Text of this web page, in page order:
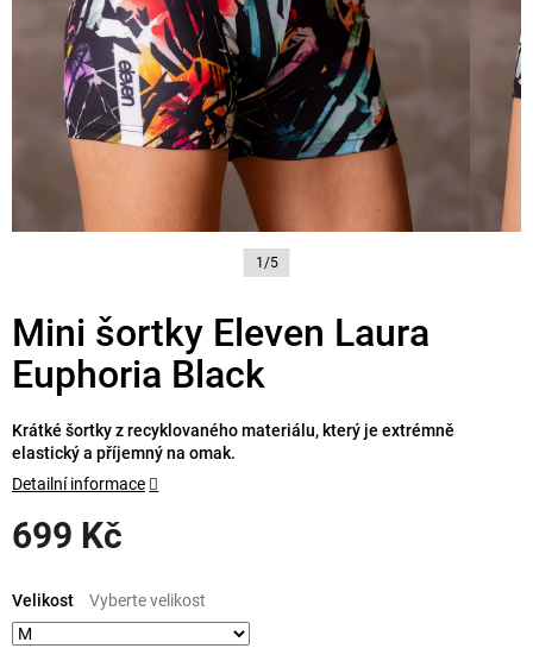
1/5
Mini šortky Eleven Laura
Euphoria Black
699 Kč
cena:
Velikost
Krátké šortky z recyklovaného materiálu, který je extrémně
elastický a příjemný na omak.
Detailní informace